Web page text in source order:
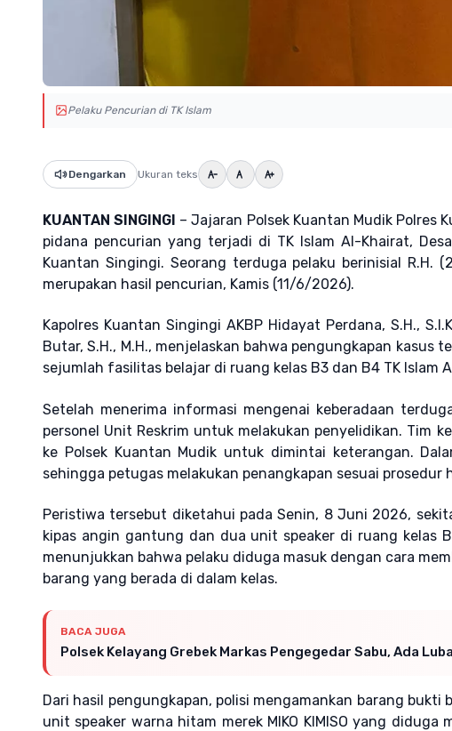
Pelaku Pencurian di TK Islam
Dengarkan Ukuran teks
KUANTAN SINGINGI – Jajaran Polsek Kuantan Mudik Polres
pidana pencurian yang terjadi di TK Islam Al-Khairat,
Kuantan Singingi. Seorang terduga pelaku berinisial R.H.
merupakan hasil pencurian, Kamis (11/6/2026).
Kapolres Kuantan Singingi AKBP Hidayat Perdana, S.H.,
Butar, S.H., M.H., menjelaskan bahwa pengungkapan
sejumlah fasilitas belajar di ruang kelas B3 dan B4 TK Islam
Setelah menerima informasi mengenai keberadaan
personel Unit Reskrim untuk melakukan penyelidikan. Tim
ke Polsek Kuantan Mudik untuk dimintai keterangan.
sehingga petugas melakukan penangkapan sesuai prosedur
Peristiwa tersebut diketahui pada Senin, 8 Juni 2026,
kipas angin gantung dan dua unit speaker di ruang kelas
menunjukkan bahwa pelaku diduga masuk dengan cara
barang yang berada di dalam kelas.
BACA JUGA
Polsek Kelayang Grebek Markas Pengegedar Sabu, Ada
Dari hasil pengungkapan, polisi mengamankan barang
unit speaker warna hitam merek MIKO KIMISO yang